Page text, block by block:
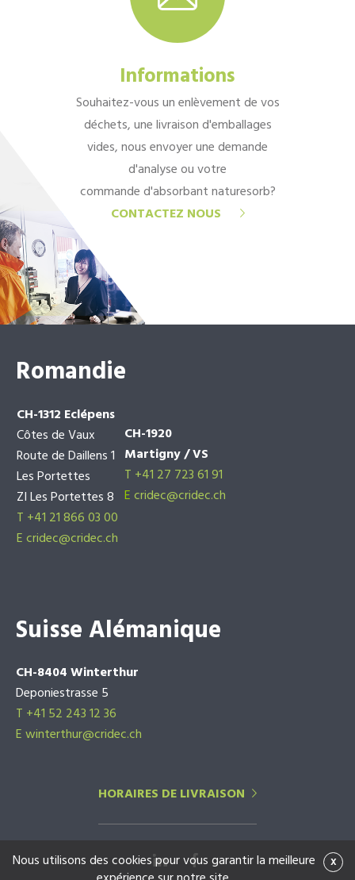
Informations
Souhaitez-vous un enlèvement de vos
déchets, une livraison d'emballages
vides, nous envoyer une demande
d'analyse ou votre
commande d'absorbant naturesorb?
CONTACTEZ NOUS
Romandie
CH-1312 Eclépens
Côtes de Vaux
Route de Daillens 1
Les Portettes
ZI Les Portettes 8
T +41 21 866 03 00
Ecridec@cridec.ch
CH-1920
Martigny / VS
T +41 27 723 61 91
Ecridec@cridec.ch
Suisse Alémanique
CH-8404 Winterthur
Deponiestrasse 5
T +41 52 243 12 36
E winterthur@cridec.ch
HORAIRES DE LIVRAISON
x
Nous utilisons des cookies pour vous garantir la meilleure